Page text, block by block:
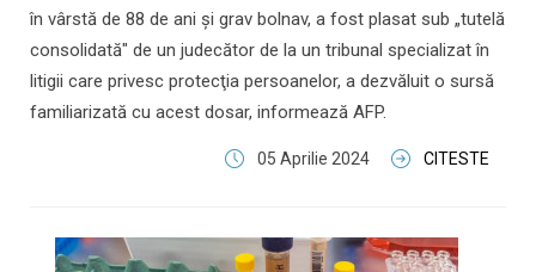
în vârstă de 88 de ani şi grav bolnav, a fost plasat sub „tutelă
consolidată" de un judecător de la un tribunal specializat în
litigii care privesc protecţia persoanelor, a dezvăluit o sursă
familiarizată cu acest dosar, informează AFP.
05 Aprilie 2024 CITESTE